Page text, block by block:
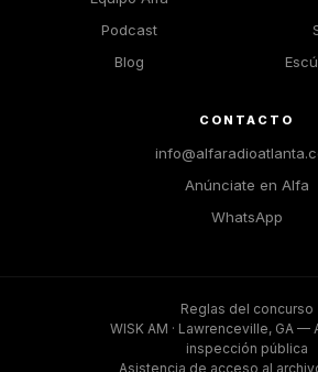
Podcast
Blog
CONTACTO
Anúnciate en Alfa
WhatsApp
Reglas del concurso
WISK AM · Lawrenceville, GA —
inspección pública
Asistencia de acceso al